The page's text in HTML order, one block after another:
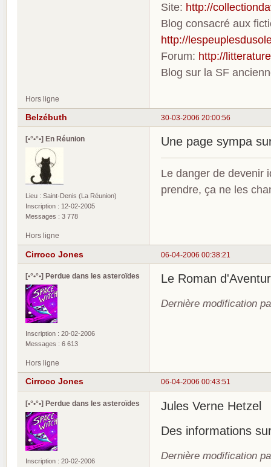
Site: http://
Blog consacré aux
http://
Forum: http://
Blog sur la SF
Hors ligne
30-03-2006 20:00:56
Belzébuth
[•°•°•] En Réunion
Lieu : Saint-Denis (La Réunion)
Inscription : 12-02-2005
Messages : 3 778
Une page sympa
Le danger de devenir
prendre, ça ne les
Hors ligne
06-04-2006 00:38:21
Cirroco Jones
[•°•°•] Perdue dans les asteroïdes
Inscription : 20-02-2006
Messages : 6 613
Le Roman
Dernière modification
Hors ligne
06-04-2006 00:43:51
Cirroco Jones
[•°•°•] Perdue dans les asteroïdes
Inscription : 20-02-2006
Jules Verne Hetzel
Des informations
Dernière modification